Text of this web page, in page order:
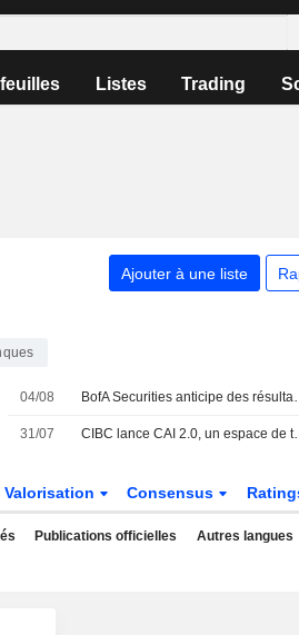
Listes Trading
Ajouter à une liste
04/08 BofA Securities anticipe des
31/07 CIBC lance CAI 2.0, un espace
Valorisation Consensus
Publications officielles Autres langues